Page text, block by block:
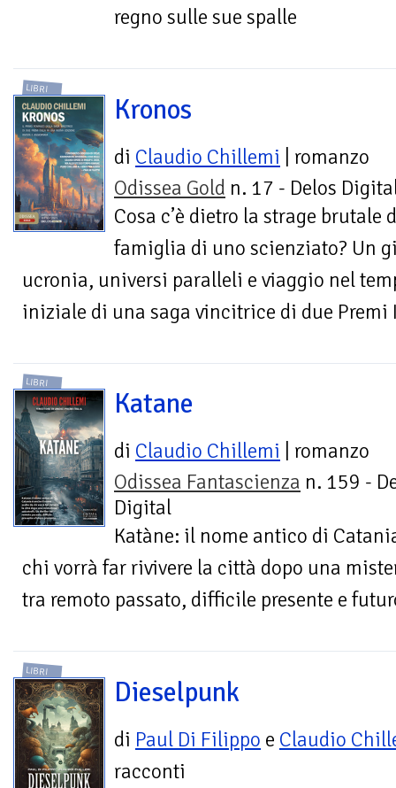
regno sulle sue spalle
LIBRI
Kronos
di Claudio Chillemi | romanzo
Odissea Gold n. 17 - Delos
Cosa c’è dietro la strage brutale
famiglia di uno scienziato? Un
ucronia, universi paralleli e viaggio nel
iniziale di una saga vincitrice di due Premi
LIBRI
Katane
di Claudio Chillemi | romanzo
Odissea Fantascienza n. 159 -
Digital
Katàne: il nome antico di
chi vorrà far rivivere la città dopo una
tra remoto passato, difficile presente e
LIBRI
Dieselpunk
di Paul Di Filippo e Claudio
racconti